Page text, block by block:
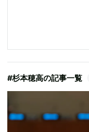
#杉本穂高の記事一覧